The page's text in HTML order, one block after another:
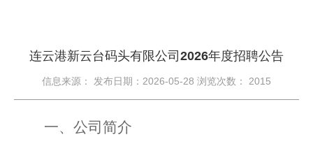
连云港新云台码头有限公司2026年度招聘公告
信息来源： 发布日期：2026-05-28 浏览次数： 2015
一、公司简介